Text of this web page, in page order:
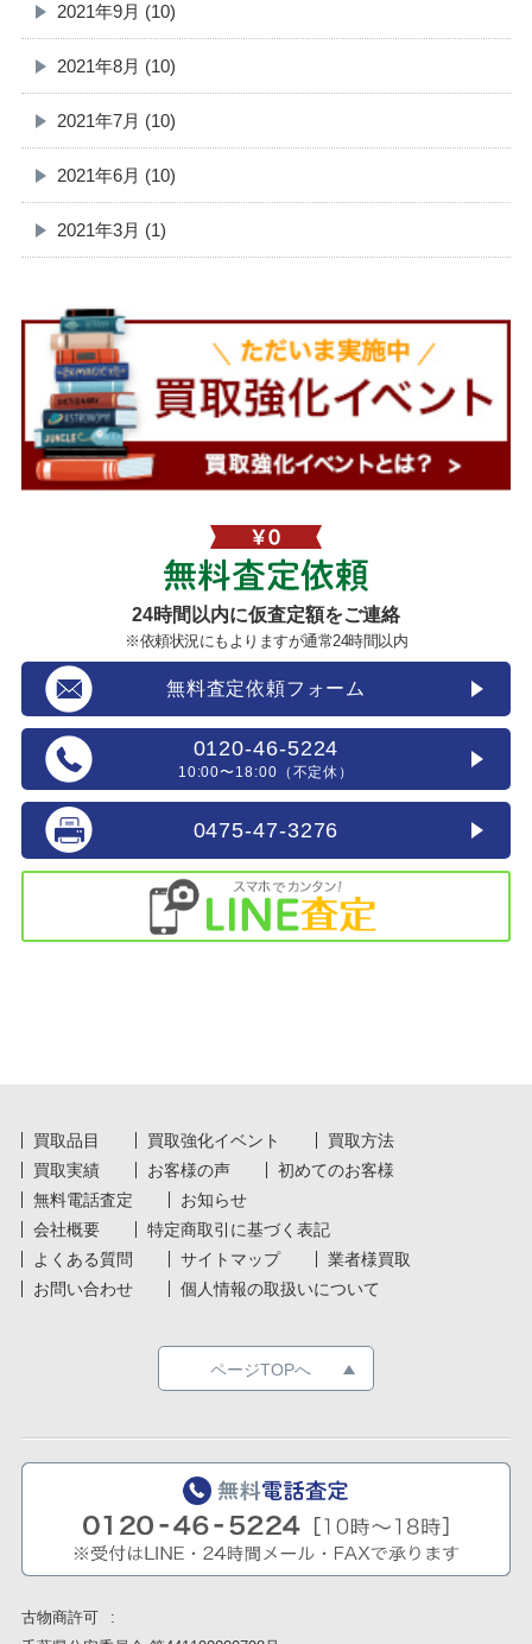
2021年9月 (10)
2021年8月 (10)
2021年7月 (10)
2021年6月 (10)
2021年3月 (1)
24時間以内に仮査定額をご連絡
※依頼状況にもよりますが通常24時間以内
無料査定依頼フォーム
0120-46-5224
10:00〜18:00（不定休）
0475-47-3276
買取品目 買取強化イベント
買取方法
買取実績
お客様の声
初めてのお客様
無料電話査定
お知らせ
会社概要
特定商取引に基づく表記
よくある質問
サイトマップ
業者様買取
お問い合わせ
個人情報の取扱いについて
ページTOPへ
古物商許可